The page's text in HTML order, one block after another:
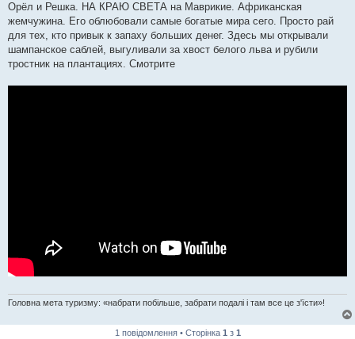
Орёл и Решка. НА КРАЮ СВЕТА на Маврикие. Африканская
жемчужина. Его облюбовали самые богатые мира сего. Просто рай
для тех, кто привык к запаху больших денег. Здесь мы открывали
шампанское саблей, выгуливали за хвост белого льва и рубили
тростник на плантациях. Смотрите
Головна мета туризму: «набрати побільше, забрати подалі і там все це з'їсти»!
1 повідомлення • Сторінка 1 з 1